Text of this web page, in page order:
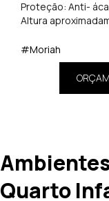
Proteção: Anti-
Altura
#Moriah
Quarto